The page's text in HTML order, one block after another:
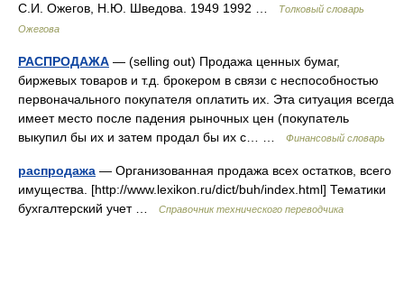
С.И. Ожегов, Н.Ю. Шведова. 1949 1992 …
Толковый словарь
Ожегова
РАСПРОДАЖА — (selling out) Продажа ценных бумаг,
биржевых товаров и т.д. брокером в связи с неспособностью
первоначального покупателя оплатить их. Эта ситуация всегда
имеет место после падения рыночных цен (покупатель
выкупил бы их и затем продал бы их с… …
Финансовый словарь
распродажа — Организованная продажа всех остатков, всего
имущества. [http://www.lexikon.ru/dict/buh/index.html] Тематики
бухгалтерский учет …
Справочник технического переводчика